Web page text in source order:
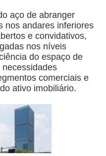
aço
aço de abranger
nos andares inferiores
e convidativos,
nos níveis
do espaço de
comerciais e
ativo imobiliário.